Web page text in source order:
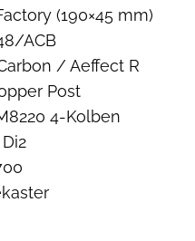
(190×45 mm)
ACB
/ Aeffect R
Post
4-Kolben